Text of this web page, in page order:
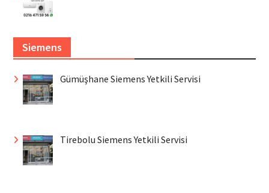
Siemens
Gümüşhane Siemens Yetkili Servisi
Tirebolu Siemens Yetkili Servisi